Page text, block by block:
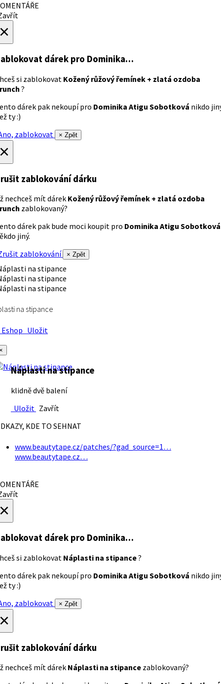
dárek pro Dominika…
si zablokovat Kožený růžový řemínek + zlatá ozdoba
?
dárek pak nekoupí pro Dominika Atigu Sobotková nikdo
ty :)
zablokovat
× Zpět
zablokování dárku
nechceš mít dárek Kožený růžový řemínek + zlatá ozdoba
zablokovaný?
dárek pak bude moci koupit pro Dominika Atigu Sobotková
jiný.
zablokování
× Zpět
na stipance
Uložit
Náplasti na stipance
klidně dvě balení
Uložit Zavřít
KDE TO SEHNAT
www.beautytape.cz/patches/?gad_source=1…
www.beautytape.cz…
dárek pro Dominika…
si zablokovat Náplasti na stipance?
dárek pak nekoupí pro Dominika Atigu Sobotková nikdo
ty :)
zablokovat
× Zpět
zablokování dárku
nechceš mít dárek Náplasti na stipance zablokovaný?